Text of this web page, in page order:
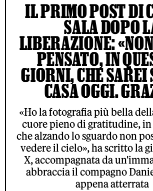
IL PRIMO POST DI
SALA DOPO
LIBERAZIONE:
PENSATO, IN
GIORNI, CHE SAREI
CASA OGGI.
«Ho la fotografia più bella
cuore pieno di gratitudine,
che alzando lo sguardo non
vedere il cielo», ha scritto la
X, accompagnata da
abbraccia il compagno
appena atterrata